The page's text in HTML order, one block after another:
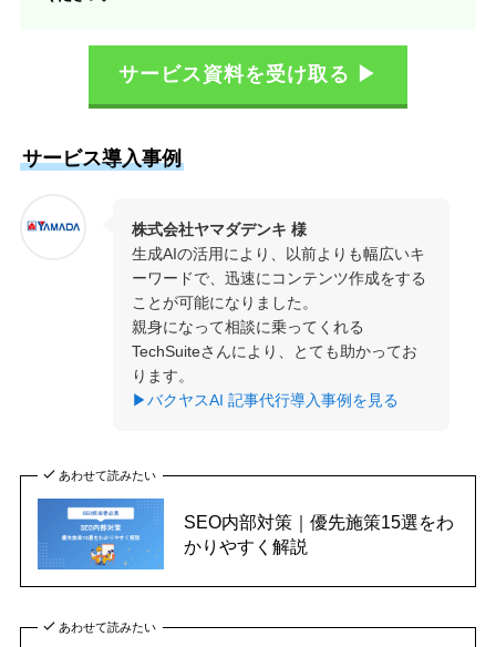
サービス資料を受け取る ▶
サービス導入事例
株式会社ヤマダデンキ 様
生成AIの活用により、以前よりも幅広いキ
ーワードで、迅速にコンテンツ作成をする
ことが可能になりました。
親身になって相談に乗ってくれる
TechSuiteさんにより、とても助かってお
ります。
▶バクヤスAI 記事代行導入事例を見る
あわせて読みたい
SEO内部対策｜優先施策15選をわ
かりやすく解説
あわせて読みたい